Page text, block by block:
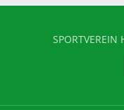
SPORTVEREIN